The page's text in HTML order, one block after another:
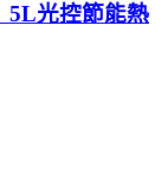
5L光控節能熱